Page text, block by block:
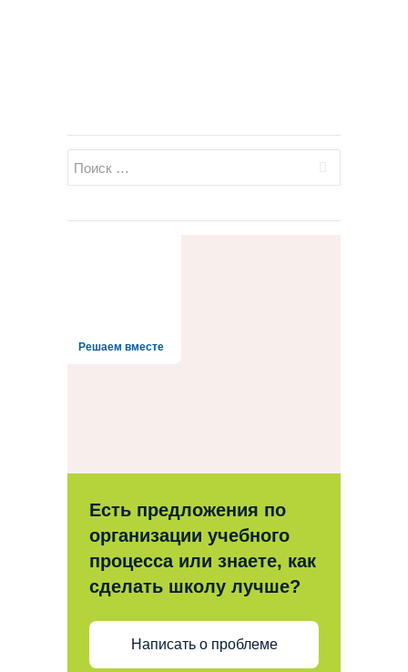
Решаем вместе
Есть предложения по
организации учебного
процесса или знаете, как
сделать школу лучше?
Написать о проблеме